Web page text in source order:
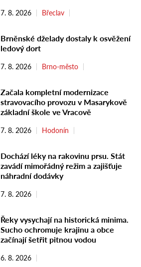
7. 8. 2026 Břeclav
Brněnské dželady dostaly k osvěžení
ledový dort
7. 8. 2026 Brno-město
Začala kompletní modernizace
stravovacího provozu v Masarykově
základní škole ve Vracově
7. 8. 2026 Hodonín
Dochází léky na rakovinu prsu. Stát
zavádí mimořádný režim a zajišťuje
náhradní dodávky
7. 8. 2026
Řeky vysychají na historická minima.
Sucho ochromuje krajinu a obce
začínají šetřit pitnou vodou
6. 8. 2026